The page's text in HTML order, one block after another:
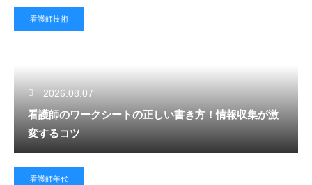
看護師技術
2026.08.07
看護師のワークシートの正しい書き方！情報収集が激
変するコツ
看護師年代